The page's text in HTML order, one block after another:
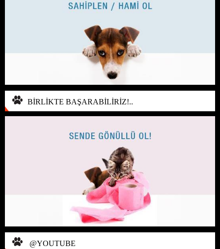
BİRLİKTE BAŞARABİLİRİZ!..
@YOUTUBE